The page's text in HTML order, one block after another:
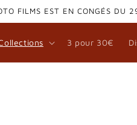
FILMS EST EN CONGÉS DU
3 pour 30€